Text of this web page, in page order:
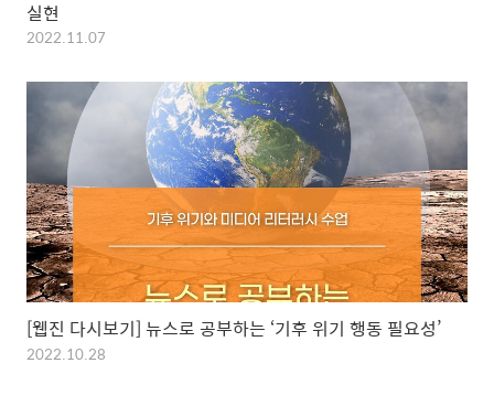
실현
2022.11.07
[웹진 다시보기] 뉴스로 공부하는 ‘기후 위기 행동 필요성’
2022.10.28